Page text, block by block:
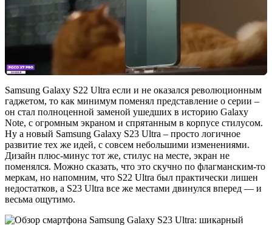
Samsung Galaxy S22 Ultra если и не оказался революционным
гаджетом, то как минимум поменял представление о серии –
он стал полноценной заменой ушедших в историю Galaxy
Note, с огромным экраном и спрятанным в корпусе стилусом.
Ну а новый Samsung Galaxy S23 Ultra – просто логичное
развитие тех же идей, с совсем небольшими изменениями.
Дизайн плюс-минус тот же, стилус на месте, экран не
поменялся. Можно сказать, что это скучно по флагманским-то
меркам, но напомним, что S22 Ultra был практически лишен
недостатков, а S23 Ultra все же местами двинулся вперед — и
весьма ощутимо.